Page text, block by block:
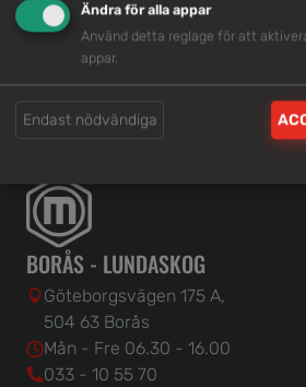
Eller ring:
033 - 10 55
BORÅS - LUNDASKOG
Göteborgsvägen 175 A,
504 63 Borås
Mån - Fre 06.30 - 16.00
033 - 10 55 70
Ändra för alla appar
Använd detta reglage för att
appar.
Endast nödvändiga